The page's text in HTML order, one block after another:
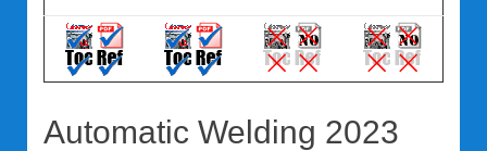
Automatic Welding 2023